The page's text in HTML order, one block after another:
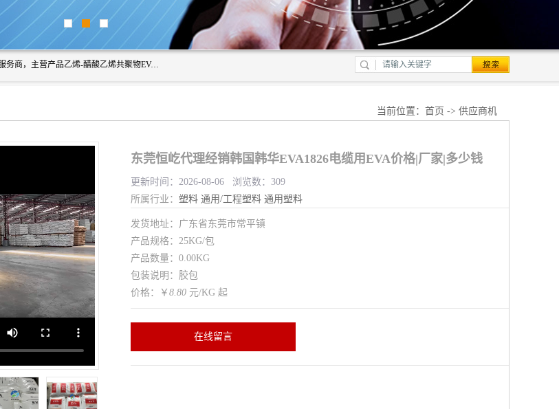
东莞市恒屹国际贸易有限公司（简称：恒屹国际）是一家石化原料综合营销服务商，主营产品乙烯-醋酸乙烯共聚物EVA、聚酰胺PA（尼龙）、醚酯型热塑弹性体TPEE等，公司秉承以市场为导向的战略思想，致力于大宗石化原料在中国市场的营销服务业务，为客户提供一站式的全面服务。
当前位置： 首页 -> 供应商机
东莞恒屹代理经销韩国韩华EVA1826电缆用EVA价格|厂家|多少钱
更新时间：2026-08-06 浏览数：309
所属行业： 塑料 通用/工程塑料 通用塑料
发货地址：广东省东莞市常平镇
产品规格：25KG/包
产品数量：0.00KG
包装说明：胶包
价格：￥ 8.80 元/KG 起
在线留言